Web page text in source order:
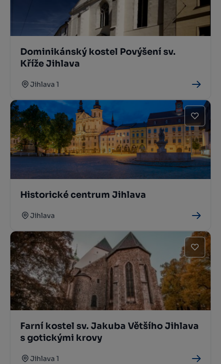
Dominikánský kostel Povýšení sv.
Kříže Jihlava
Jihlava 1
Historické centrum Jihlava
Jihlava
Farní kostel sv. Jakuba Většího Jihlava
s gotickými krovy
Jihlava 1